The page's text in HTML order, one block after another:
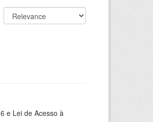
e Lei de Acesso à